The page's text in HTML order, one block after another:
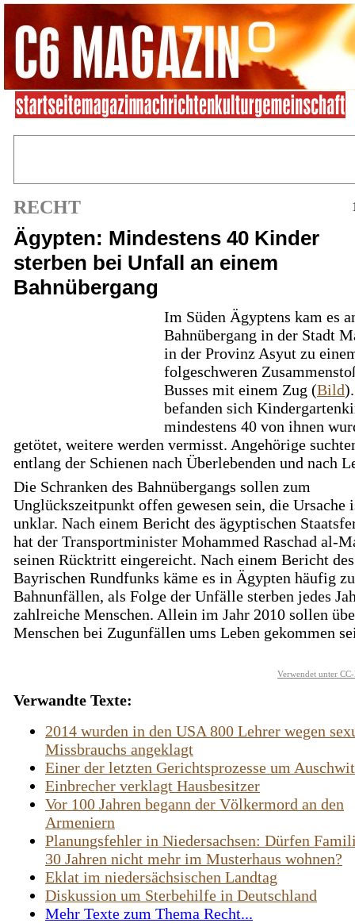
RECHT
Ägypten: Mindestens 40 Kinder
sterben bei Unfall an einem
Bahnübergang
Im Süden Ägyptens kam es
Bahnübergang in der Stadt
in der Provinz Asyut zu
folgeschweren
Busses mit einem Zug (Bild
befanden sich
mindestens 40 von ihnen
getötet, weitere werden vermisst. Angehörige
entlang der Schienen nach Überlebenden und nach
Die Schranken des Bahnübergangs sollen zum
Unglückszeitpunkt offen gewesen sein, die Ursache
unklar. Nach einem Bericht des ägyptischen
hat der Transportminister Mohammed Raschad al-
seinen Rücktritt eingereicht. Nach einem Bericht des
Bayrischen Rundfunks käme es in Ägypten häufig zu
Bahnunfällen, als Folge der Unfälle sterben jedes
zahlreiche Menschen. Allein im Jahr 2010 sollen
Menschen bei Zugunfällen ums Leben gekommen
Verwendet unter
Verwandte Texte:
2014 wurden in den USA 800 Lehrer wegen
Missbrauchs angeklagt
Einer der letzten Gerichtsprozesse um
Einbrecher verklagt Hausbesitzer
Vor 100 Jahren begann der Völkermord an den
Armeniern
Planungsfehler in Niedersachsen: Dürfen
30 Jahren nicht mehr im Musterhaus wohnen?
Eklat im niedersächsischen Landtag
Diskussion um Sterbehilfe in Deutschland
Mehr Texte zum Thema Recht...